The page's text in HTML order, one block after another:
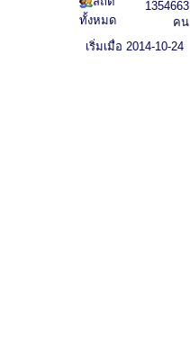
ทั้งหมด
1354663
คน
เริ่มเมื่อ 2014-10-24